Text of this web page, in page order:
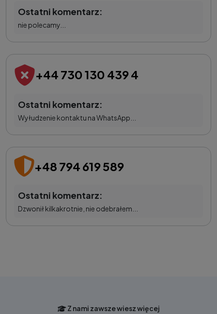
Ostatni komentarz:
nie polecamy...
+44 730 130 439 4
Ostatni komentarz:
Wyłudzenie kontaktu na WhatsApp...
+48 794 619 589
Ostatni komentarz:
Dzwonił kilkakrotnie, nie odebrałem...
Z nami zawsze wiesz więcej